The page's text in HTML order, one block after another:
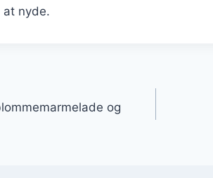
nyde.
og